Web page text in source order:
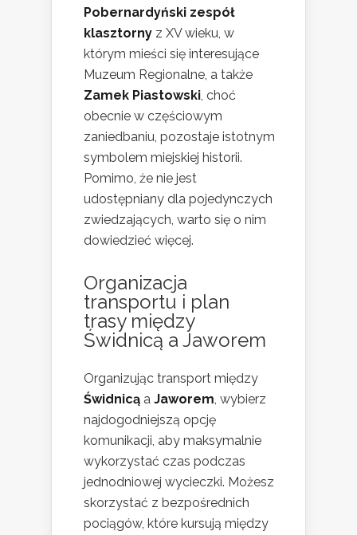
Pobernardyński zespół
klasztorny z XV wieku, w
którym mieści się interesujące
Muzeum Regionalne, a także
Zamek Piastowski , choć
obecnie w częściowym
zaniedbaniu, pozostaje istotnym
symbolem miejskiej historii.
Pomimo, że nie jest
udostępniany dla pojedynczych
zwiedzających, warto się o nim
dowiedzieć więcej.
Organizacja
transportu i plan
trasy między
Świdnicą a Jaworem
Organizując transport między
Świdnicą a Jaworem , wybierz
najdogodniejszą opcję
komunikacji, aby maksymalnie
wykorzystać czas podczas
jednodniowej wycieczki. Możesz
skorzystać z bezpośrednich
pociągów, które kursują między